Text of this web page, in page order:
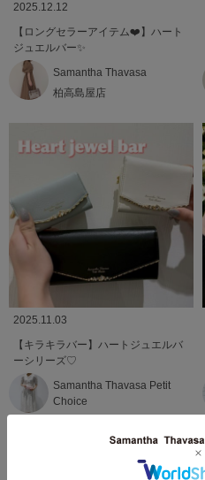
2025.12.12
【ロングセラーアイテム❤️】ハート
ジュエルバー✨
Samantha Thavasa
柏高島屋店
2025.11.03
【キラキラバー】ハートジュエルバ
ーシリーズ♡
Samantha Thavasa Petit
Choice